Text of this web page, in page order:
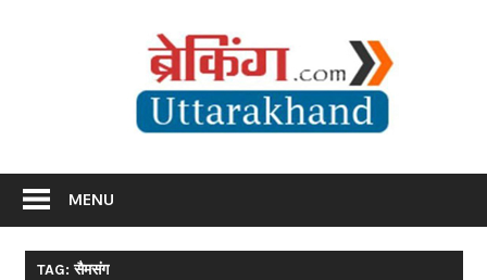
MENU
TAG: सैमसंग